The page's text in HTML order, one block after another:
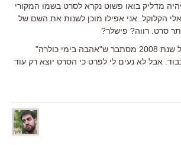
מדליק בואו פשוט נקרא לסרט בשמו המקורי
הקלוקל. אני אפילו מוכן לשנות את השם של
סרט. רווה? פישלר?
בקשר לסרט הגרוע של שנת 2008 מסתבר ש"אהבה בימי כולרה"
אבל לא נעים לי לפרט כי הסרט יוצא רק עוד